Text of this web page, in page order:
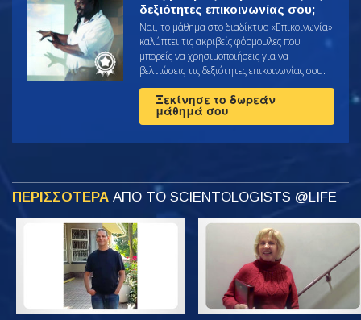
δεξιότητες επικοινωνίας σου;
Ναι, το μάθημα στο διαδίκτυο «Επικοινωνία»
καλύπτει τις ακριβείς φόρμουλες που
μπορείς να χρησιμοποιήσεις για να
βελτιώσεις τις δεξιότητες επικοινωνίας σου.
Ξεκίνησε το δωρεάν
μάθημά σου
ΠΕΡΙΣΣΟΤΕΡΑ ΑΠΟ ΤΟ SCIENTOLOGISTS @LIFE